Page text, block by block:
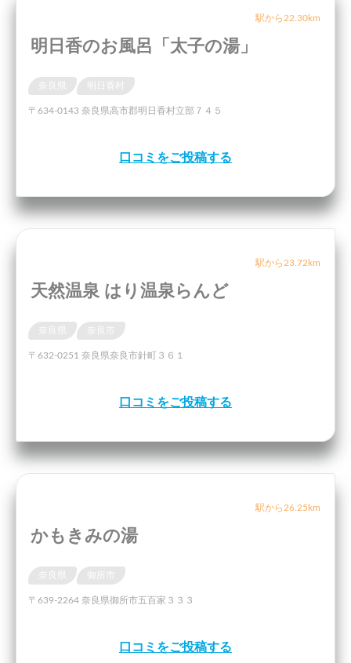
駅から22.30km
明日香のお風呂「太子の湯」
奈良県 明日香村
〒634-0143 奈良県高市郡明日香村立部７４５
口コミをご投稿する
駅から23.72km
天然温泉 はり温泉らんど
奈良県 奈良市
〒632-0251 奈良県奈良市針町３６１
口コミをご投稿する
駅から26.25km
かもきみの湯
奈良県
〒639-2264 奈良県御所市五百家３３３
口コミをご投稿する